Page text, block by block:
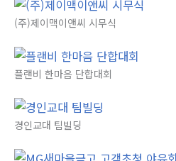
(주)제이맥이앤씨 시무식
플랜비 한마음 단합대회
경인교대 팀빌딩